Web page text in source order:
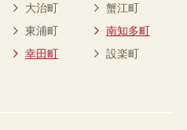
大治町
蟹江町
東浦町
南知多町
幸田町
設楽町